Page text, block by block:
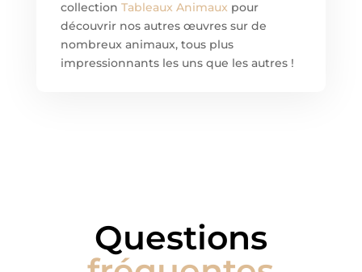
collection Tableaux Animaux pour
découvrir nos autres œuvres sur de
nombreux animaux, tous plus
impressionnants les uns que les autres !
Questions